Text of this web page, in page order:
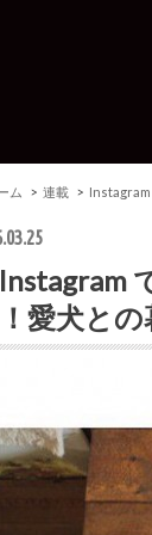
ム 連載 Instagram
Instagram
愛犬と